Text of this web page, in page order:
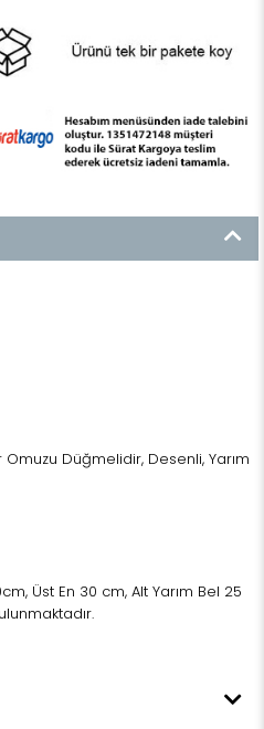
Düğmelidir, Desenli, Yarım
Üst En 30 cm, Alt Yarım Bel 25